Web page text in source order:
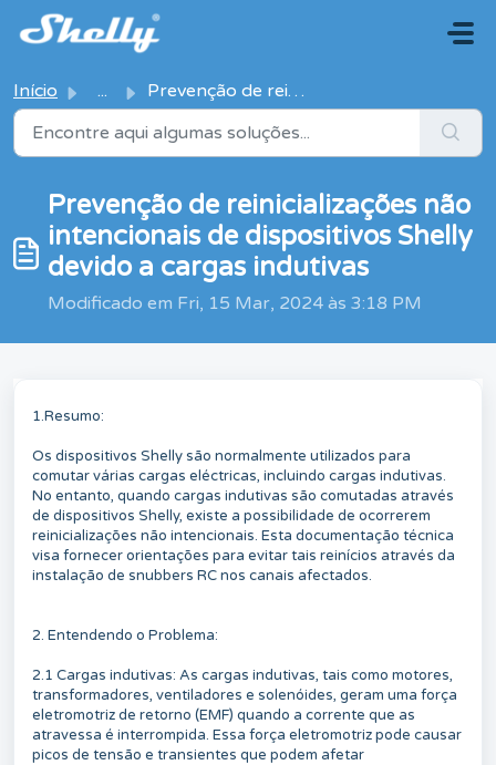
Avançar para o conteúdo principal
Início ... Prevenção de reinicializações não intencionais de disposi...
Prevenção de reinicializações não
intencionais de dispositivos Shelly
devido a cargas indutivas
Modificado em Fri, 15 Mar, 2024 às 3:18 PM
1.Resumo:
Os dispositivos Shelly são normalmente utilizados para
comutar várias cargas eléctricas, incluindo cargas indutivas.
No entanto, quando cargas indutivas são comutadas através
de dispositivos Shelly, existe a possibilidade de ocorrerem
reinicializações não intencionais. Esta documentação técnica
visa fornecer orientações para evitar tais reinícios através da
instalação de snubbers RC nos canais afectados.
2. Entendendo o Problema:
2.1 Cargas indutivas: As cargas indutivas, tais como motores,
transformadores, ventiladores e solenóides, geram uma força
eletromotriz de retorno (EMF) quando a corrente que as
atravessa é interrompida. Essa força eletromotriz pode causar
picos de tensão e transientes que podem afetar